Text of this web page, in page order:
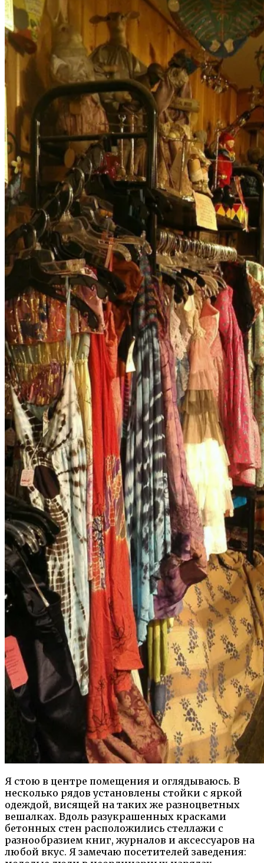
Я стою в центре помещения и оглядываюсь. В
несколько рядов установлены стойки с яркой
одеждой, висящей на таких же разноцветных
вешалках. Вдоль разукрашенных красками
бетонных стен расположились стеллажи с
разнообразием книг, журналов и аксессуаров на
любой вкус. Я замечаю посетителей заведения: